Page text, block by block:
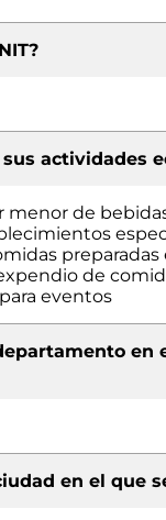
sus actividades
menor de
preparadas
de
eventos
en
en el que